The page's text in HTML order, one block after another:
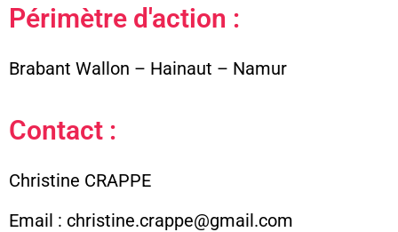
Périmètre d'action :
Brabant Wallon – Hainaut – Namur
Contact :
Christine CRAPPE
Email : christine.crappe@gmail.com